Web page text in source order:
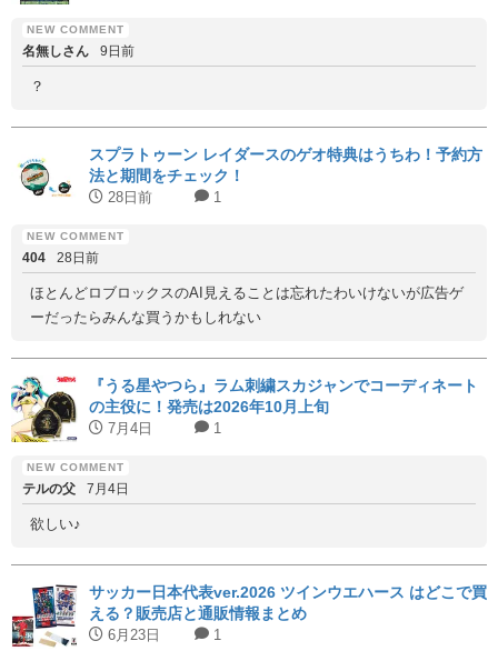
名無しさん 9日前
？
スプラトゥーン レイダースのゲオ特典はうちわ！予約方
法と期間をチェック！
28日前 1
404 28日前
ほとんどロブロックスのAI見えることは忘れたわいけないが広告ゲ
ーだったらみんな買うかもしれない
『うる星やつら』ラム刺繍スカジャンでコーディネート
の主役に！発売は2026年10月上旬
7月4日 1
テルの父 7月4日
欲しい♪
サッカー日本代表ver.2026 ツインウエハース はどこで買
える？販売店と通販情報まとめ
6月23日 1